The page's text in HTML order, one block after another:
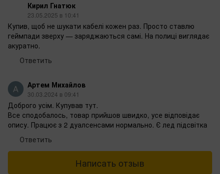
Кирил Гнатюк
23.05.2025 в 10:41
Купив, щоб не шукати кабелі кожен раз. Просто ставлю
геймпади зверху — заряджаються самі. На полиці виглядає
акуратно.
Ответить
Артем Михайлов
30.03.2024 в 09:41
Доброго усім. Купував тут.
Все сподобалось, товар прийшов швидко, усе відповідає
опису. Працює з 2 дуалсенсами нормально. Є лед підсвітка
Ответить
Написать отзыв